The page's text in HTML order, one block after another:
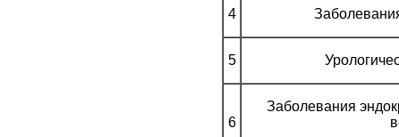
4
5
6
Заболевания